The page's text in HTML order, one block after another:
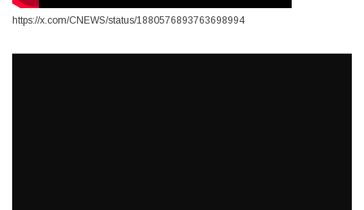
https://x.com/CNEWS/status/1880576893763698994